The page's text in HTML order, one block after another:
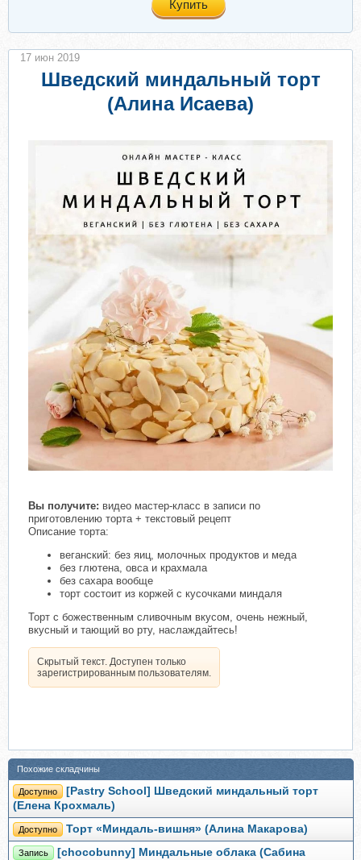
Купить
Шведский миндальный торт
(Алина Исаева)
Вы получите: видео мастер-класс в записи по
приготовлению торта + текстовый рецепт
Описание торта:⠀
веганский: без яиц, молочных продуктов и меда⠀
без глютена, овса и крахмала⠀
без сахара вообще
торт состоит из коржей с кусочками миндаля ⠀
Торт с божественным сливочным вкусом, очень нежный,
вкусный и тающий во рту, наслаждайтесь!
Скрытый текст. Доступен только
зарегистрированным пользователям.
17 июн 2019
Похожие складчины
Доступно
[Pastry School] Шведский миндальный торт
(Елена Крохмаль)
Доступно Торт «Миндаль-вишня» (Алина Макарова)
Запись
[chocobunny] Миндальные облака (Сабина